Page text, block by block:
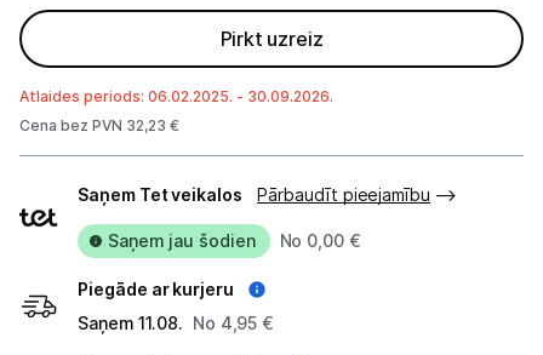
GAMING pasaule >
Portatīvie datori un piederumi
Audio
Bezvadu skaļruņi
Datoru skaļruņi
Pirkt uzreiz
Atlaides periods: 06.02.2025. - 30.09.2026.
Cena bez PVN 32,23 €
veidi
Saņem Tet veikalos Pārbaudīt pieejamību
Saņem jau šodien No 0,00 €
Piegāde ar kurjeru
Saņem 11.08. No 4,95 €